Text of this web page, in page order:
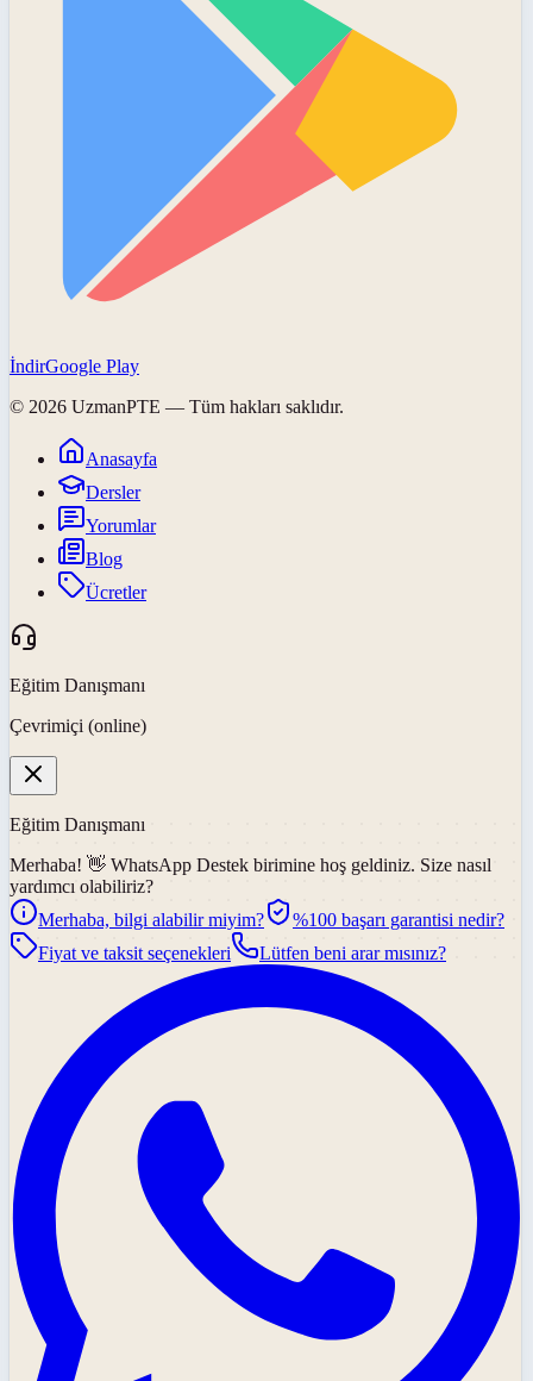
İndirGoogle Play
© 2026 UzmanPTE — Tüm hakları saklıdır.
Anasayfa
Dersler
Yorumlar
Blog
Ücretler
Eğitim Danışmanı
Çevrimiçi (online)
Eğitim Danışmanı
Merhaba! 👋 WhatsApp Destek birimine hoş geldiniz. Size nasıl
yardımcı olabiliriz?
Merhaba, bilgi alabilir miyim?
%100 başarı garantisi nedir?
Fiyat ve taksit seçenekleri
Lütfen beni arar mısınız?